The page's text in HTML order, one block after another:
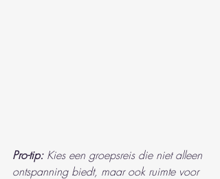
Pro-tip: Kies een groepsreis die niet alleen
ontspanning biedt, maar ook ruimte voor